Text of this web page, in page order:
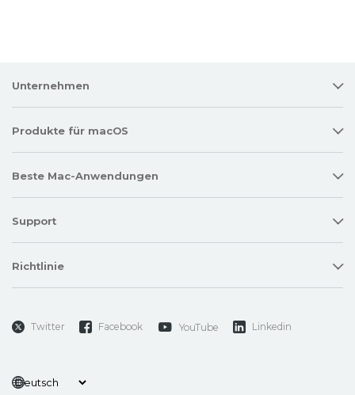
Unternehmen
Produkte für macOS
Beste Mac-Anwendungen
Support
Richtlinie
Twitter Facebook YouTube Linkedin